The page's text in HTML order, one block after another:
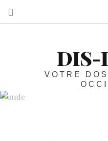
DIS-
VOTRE